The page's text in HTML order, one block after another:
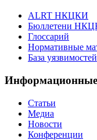
ALRT НКЦКИ
Бюллетени
Глоссарий
Нормативные
База уязвимостей
Статьи
Медиа
Новости
Конференции